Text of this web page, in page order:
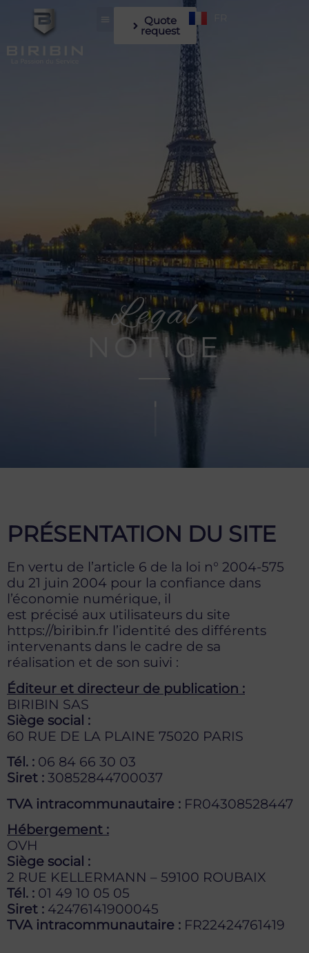
Quote
request
Legal
NOTICE
PRÉSENTATION DU SITE
En vertu de l’article 6 de la loi n° 2004-575
du 21 juin 2004 pour la confiance dans
l’économie numérique, il
est précisé aux utilisateurs du site
https://biribin.fr l’identité des différents
intervenants dans le cadre de sa
réalisation et de son suivi :
Éditeur et directeur de publication :
BIRIBIN SAS
Siège social :
60 RUE DE LA PLAINE 75020 PARIS
Tél. : 06 84 66 30 03
Siret : 30852844700037
TVA intracommunautaire : FR04308528447
Hébergement :
OVH
Siège social :
2 RUE KELLERMANN – 59100 ROUBAIX
Tél. : 01 49 10 05 05
Siret : 42476141900045
TVA intracommunautaire : FR22424761419